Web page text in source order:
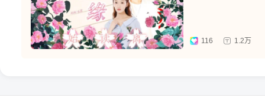
116 1.2万